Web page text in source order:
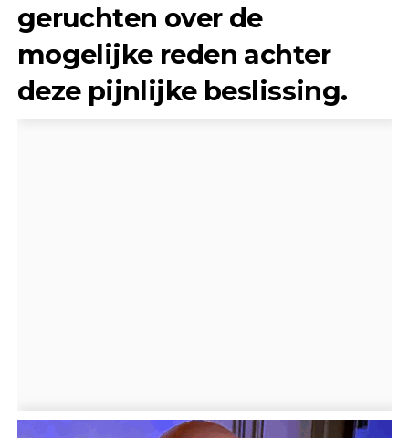
geruchten over de
mogelijke reden achter
deze pijnlijke beslissing.